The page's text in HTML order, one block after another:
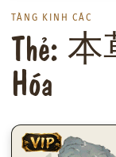
dung
TÀNG KINH CÁC
Thẻ:
Hóa
VIP